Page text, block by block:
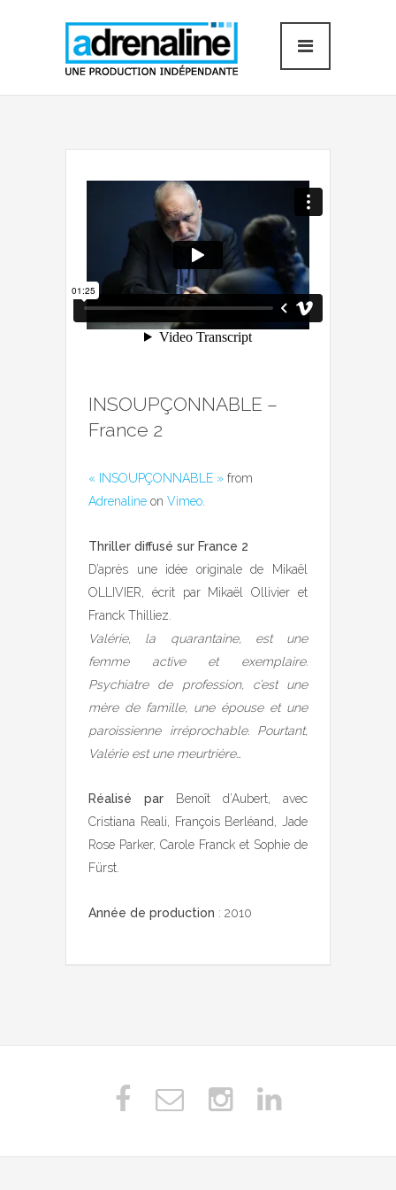
INSOUPÇONNABLE –
France 2
« INSOUPÇONNABLE » from
Adrenaline on Vimeo
Thriller diffusé sur France 2
D’après une idée originale de Mikaël
OLLIVIER, écrit par Mikaël Ollivier et
Franck Thilliez.
Valérie, la quarantaine, est une
femme active et exemplaire.
Psychiatre de profession, c’est une
mère de famille, une épouse et une
paroissienne irréprochable. Pourtant,
Valérie est une meurtrière…
Réalisé par Benoît d’Aubert, avec
Cristiana Reali, François Berléand, Jade
Rose Parker, Carole Franck et Sophie de
Fürst.
Année de production : 2010